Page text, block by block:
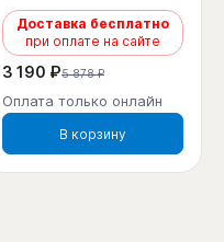
Доставка бесплатно
при оплате на сайте
3 190 ₽5 878 ₽
Оплата только онлайн
В корзину